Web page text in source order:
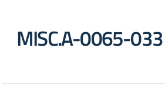
MISC.A-0065-033